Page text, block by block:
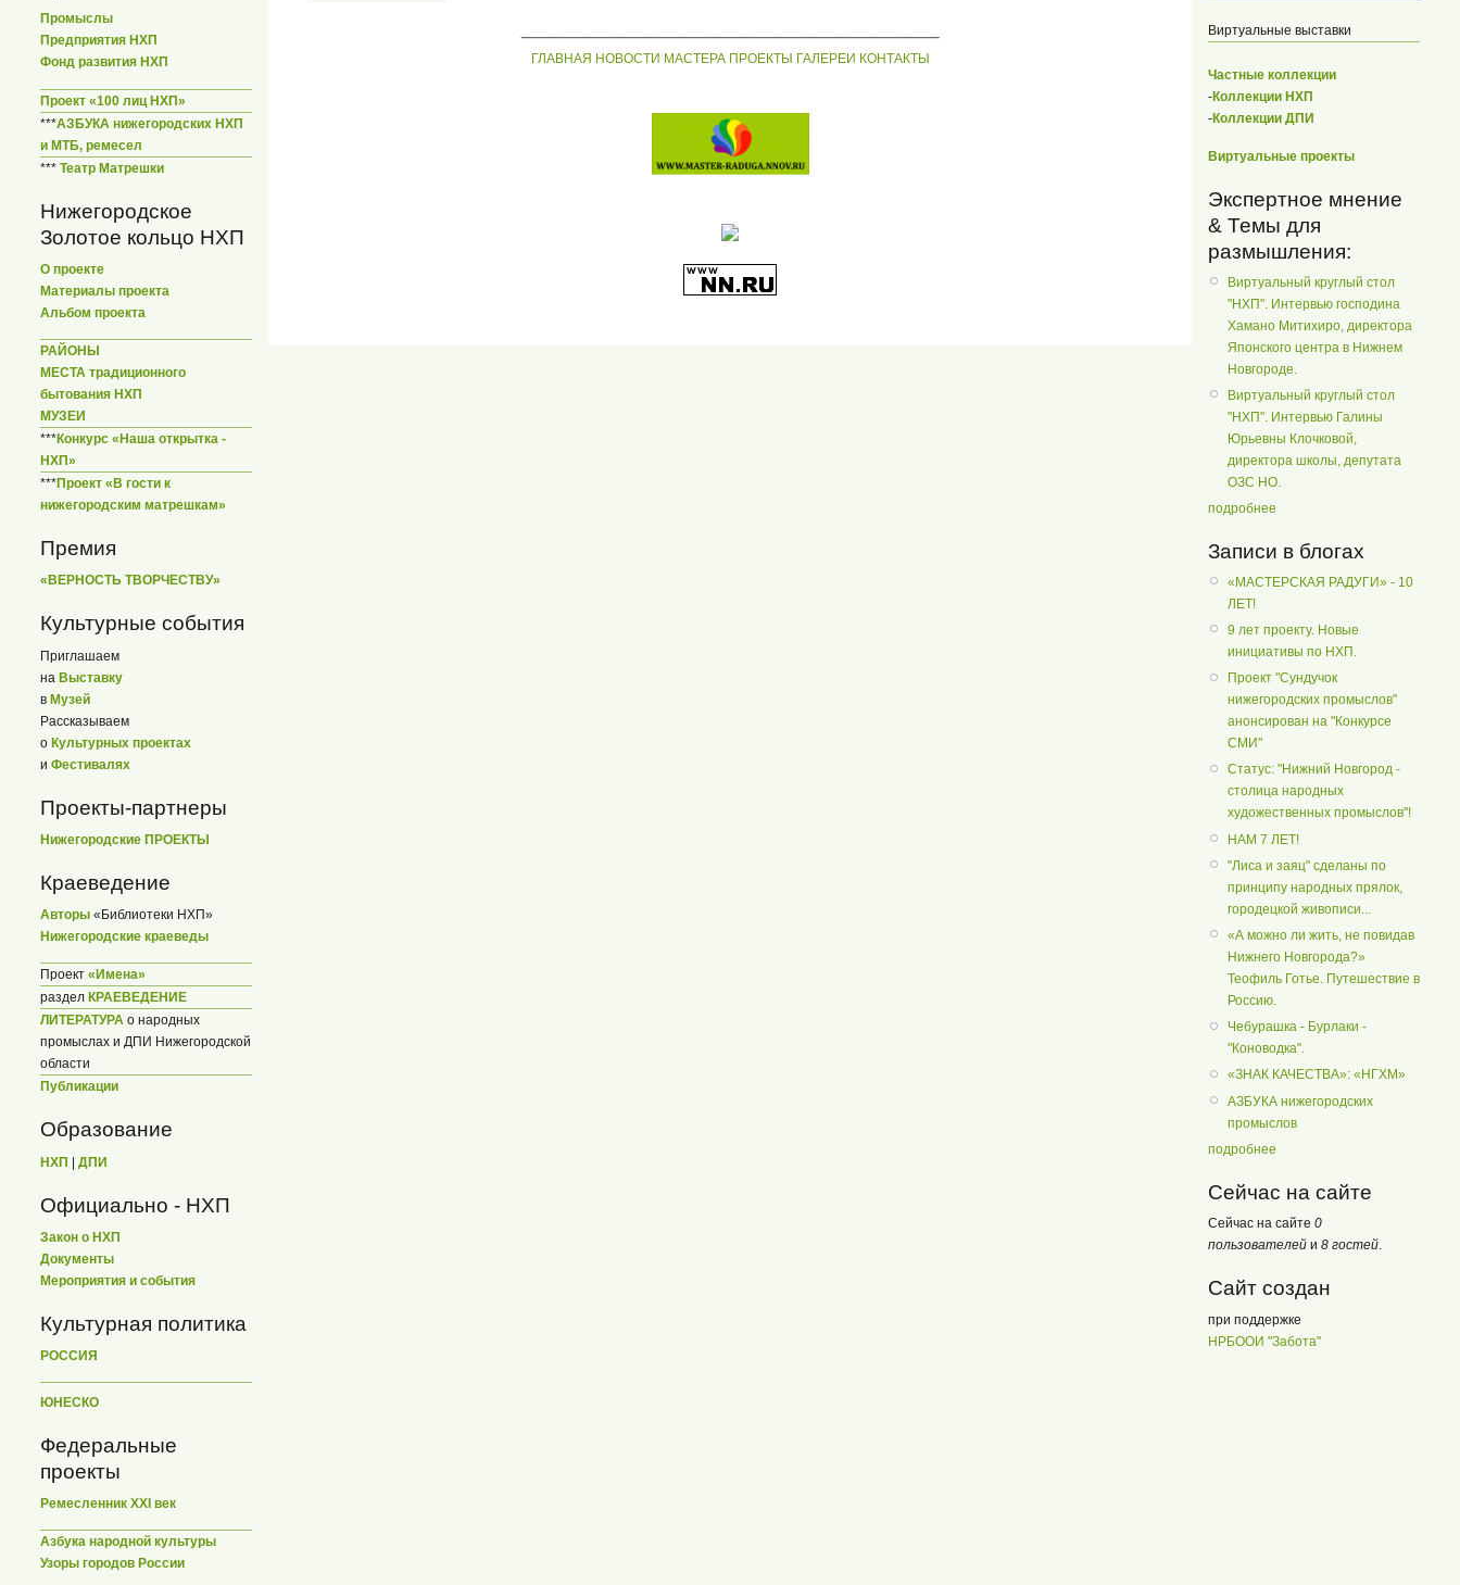
Промыслы
Предприятия НХП
Фонд развития НХП
Проект «100 лиц НХП»
***АЗБУКА нижегородских НХП
и МТБ, ремесел
*** Театр Матрешки
Нижегородское
Золотое кольцо НХП
О проекте
Материалы проекта
Альбом проекта
РАЙОНЫ
МЕСТА традиционного
бытования НХП
МУЗЕИ
***Конкурс «Наша открытка -
НХП»
***Проект «В гости к
нижегородским матрешкам»
Премия
«ВЕРНОСТЬ ТВОРЧЕСТВУ»
Культурные события
Приглашаем
на Выставку
в Музей
Рассказываем
о Культурных проектах
и Фестивалях
Проекты-партнеры
Нижегородские ПРОЕКТЫ
Краеведение
Авторы «Библиотеки НХП»
Нижегородские краеведы
Проект «Имена»
раздел КРАЕВЕДЕНИЕ
ЛИТЕРАТУРА о народных
промыслах и ДПИ Нижегородской
области
Публикации
Образование
НХП | ДПИ
Официально - НХП
Закон о НХП
Документы
Мероприятия и события
Культурная политика
РОССИЯ
ЮНЕСКО
Федеральные
проекты
Ремесленник XXI век
Азбука народной культуры
Узоры городов России
ГЛАВНАЯ НОВОСТИ МАСТЕРА ПРОЕКТЫ ГАЛЕРЕИ КОНТАКТЫ
Виртуальные выставки
Частные коллекции
-Коллекции НХП
-Коллекции ДПИ
Виртуальные проекты
Экспертное мнение
& Темы для
размышления:
Виртуальный круглый стол
"НХП". Интервью господина
Хамано Митихиро, директора
Японского центра в Нижнем
Новгороде.
Виртуальный круглый стол
"НХП". Интервью Галины
Юрьевны Клочковой,
директора школы, депутата
ОЗС НО.
подробнее
Записи в блогах
«МАСТЕРСКАЯ РАДУГИ» - 10
ЛЕТ!
9 лет проекту. Новые
инициативы по НХП.
Проект "Сундучок
нижегородских промыслов"
анонсирован на "Конкурсе
СМИ"
Статус: "Нижний Новгород -
столица народных
художественных промыслов"!
НАМ 7 ЛЕТ!
"Лиса и заяц" сделаны по
принципу народных прялок,
городецкой живописи...
«А можно ли жить, не повидав
Нижнего Новгорода?»
Теофиль Готье. Путешествие в
Россию.
Чебурашка - Бурлаки -
"Коноводка".
«ЗНАК КАЧЕСТВА»: «НГХМ»
АЗБУКА нижегородских
промыслов
подробнее
Сейчас на сайте
Сейчас на сайте 0
пользователей и 8 гостей
Сайт создан
при поддержке
НРБООИ "Забота"